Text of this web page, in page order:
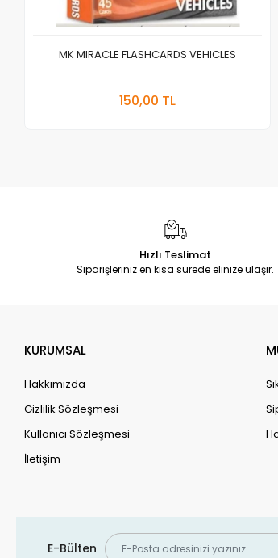
MK MIRACLE FLASHCARDS VEHICLES
150,00 TL
Hızlı Teslimat
Siparişleriniz en kısa sürede elinize ulaşır.
KURUMSAL
Hakkımızda
Gizlilik Sözleşmesi
Kullanıcı Sözleşmesi
İletişim
E-Bülten